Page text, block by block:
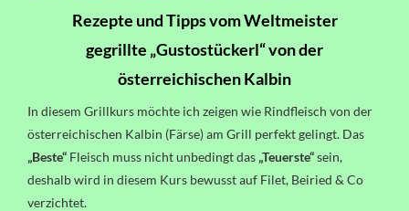
Rezepte und Tipps vom Weltmeister
gegrillte „Gustostückerl“ von der
österreichischen Kalbin
In diesem Grillkurs möchte ich zeigen wie Rindfleisch von der
österreichischen Kalbin (Färse) am Grill perfekt gelingt. Das
„Beste“ Fleisch muss nicht unbedingt das „Teuerste“sein,
deshalb wird in diesem Kurs bewusst auf Filet, Beiried & Co
verzichtet.